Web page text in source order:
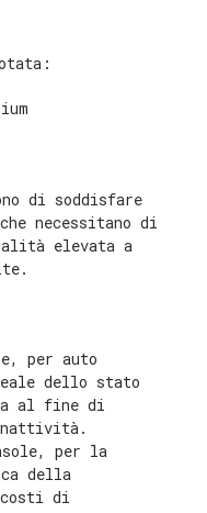
di soddisfare
necessitano di
elevata a
per auto
dello stato
al fine di
per la
della
costi di
e
al più
24-48 ore